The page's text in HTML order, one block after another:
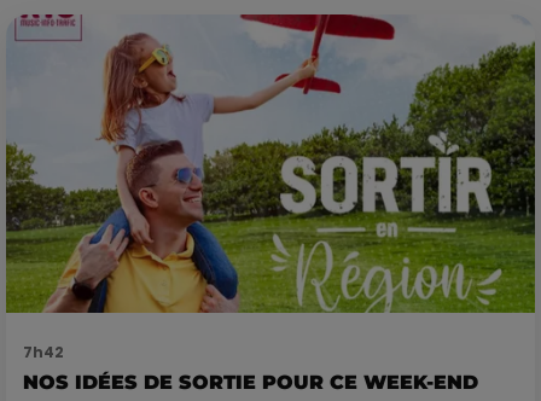
7h42
NOS IDÉES DE SORTIE POUR CE WEEK-END